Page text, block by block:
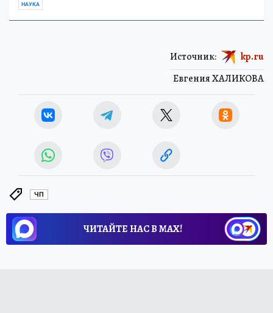
НАУКА
Евгения ХАЛИКОВА
Источник: kp.ru
ЧП
ЧИТАЙТЕ НАС В МАХ!